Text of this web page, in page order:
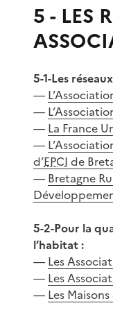
5 - LES
5-1-Les
—
—
— La France
—
d’EPCI de
— Bretagne
5-2-Pour la
l’habitat :
— Les
— Les
— Les